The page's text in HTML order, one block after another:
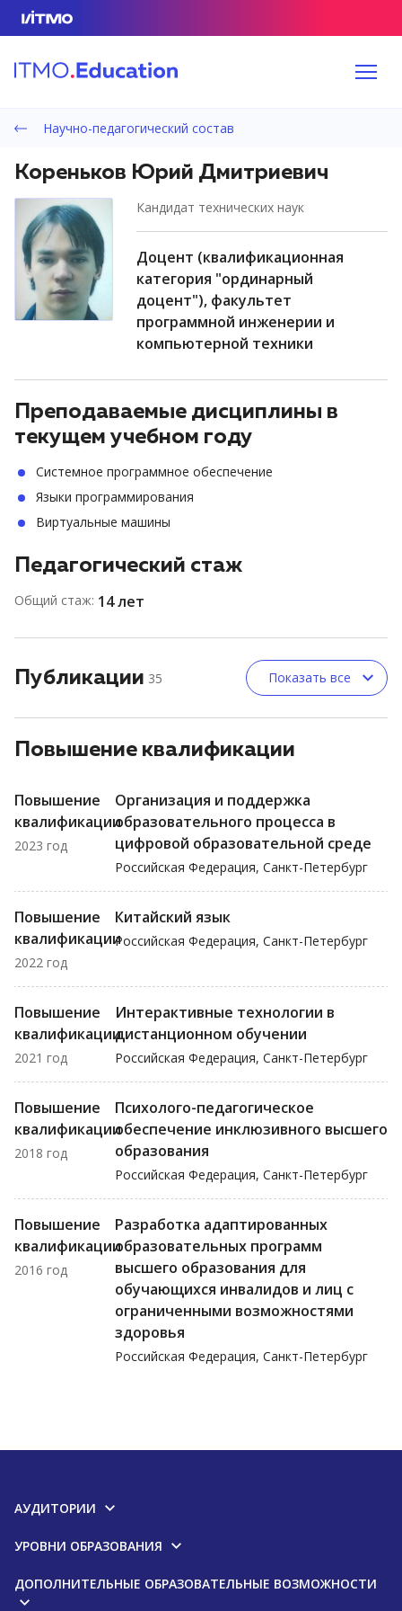
Научно-педагогический состав
Кореньков Юрий Дмитриевич
кандидат технических наук
доцент (квалификационная
категория "ординарный
доцент"), факультет
программной инженерии и
компьютерной техники
Преподаваемые дисциплины в
текущем учебном году
Системное программное обеспечение
Языки программирования
Виртуальные машины
Педагогический стаж
Общий стаж: 14 лет
Публикации 35 Показать все
Повышение квалификации
Повышение
квалификации
2023 год
Организация и поддержка
образовательного процесса в
цифровой образовательной среде
Российская Федерация, Санкт-Петербург
Повышение
квалификации
2022 год
Китайский язык
Российская Федерация, Санкт-Петербург
Повышение
квалификации
2021 год
Интерактивные технологии в
дистанционном обучении
Российская Федерация, Санкт-Петербург
Повышение
квалификации
2018 год
Психолого-педагогическое
обеспечение инклюзивного высшего
образования
Российская Федерация, Санкт-Петербург
Повышение
квалификации
2016 год
Разработка адаптированных
образовательных программ
высшего образования для
обучающихся инвалидов и лиц с
ограниченными возможностями
здоровья
Российская Федерация, Санкт-Петербург
АУДИТОРИИ
УРОВНИ ОБРАЗОВАНИЯ
ДОПОЛНИТЕЛЬНЫЕ ОБРАЗОВАТЕЛЬНЫЕ ВОЗМОЖНОСТИ